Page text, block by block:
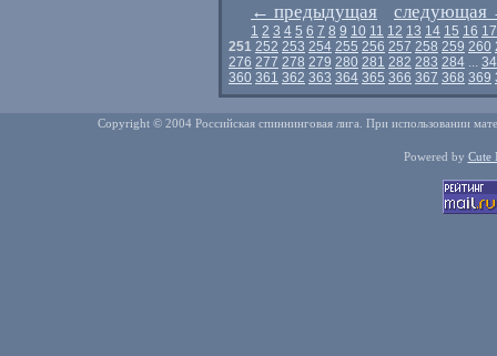
← предыдущая следующая
1 2 3 4 5 6 7 8 9 10 11 12 13 14 15 16 17
251 252 253 254 255 256 257 258 259 260
276 277 278 279 280 281 282 283 284 ...
360 361 362 363 364 365 366 367 368 369
Copyright © 2004 Российская спиннинговая лига. При использовании
Powered by Cute